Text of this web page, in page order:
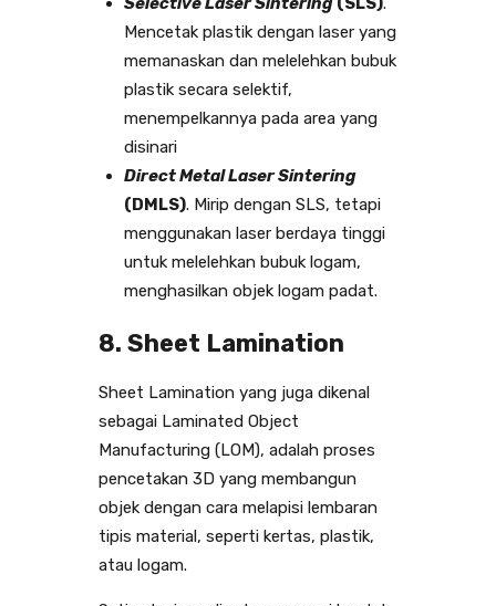
Mencetak plastik dengan laser yang
memanaskan dan melelehkan bubuk
plastik secara selektif,
menempelkannya pada area yang
disinari
Direct Metal Laser Sintering
(DMLS). Mirip dengan SLS, tetapi
menggunakan laser berdaya tinggi
untuk melelehkan bubuk logam,
menghasilkan objek logam padat.
8. Sheet Lamination
Sheet Lamination yang juga dikenal
sebagai Laminated Object
Manufacturing (LOM), adalah proses
pencetakan 3D yang membangun
objek dengan cara melapisi lembaran
tipis material, seperti kertas, plastik,
atau logam.